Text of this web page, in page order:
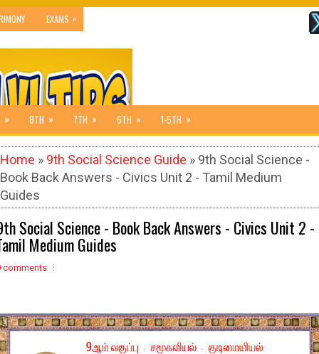
EXAMS »
» 8TH » 7TH » 6TH » 1-5TH »
Home » 9th Social Science Guide » 9th Social Science -
Book Back Answers - Civics Unit 2 - Tamil Medium
Guides
Social Science - Book Back Answers - Civics Unit 2 -
Medium Guides
comments